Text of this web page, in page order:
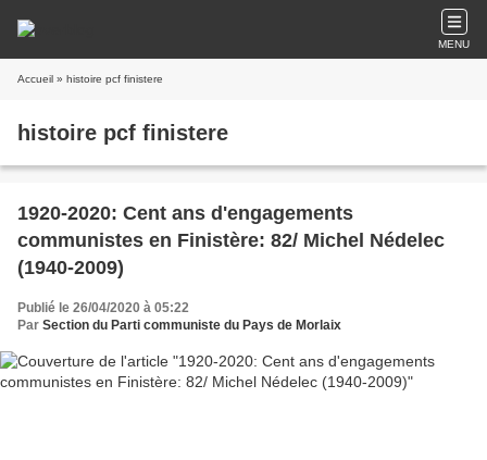
MENU
Accueil » histoire pcf finistere
histoire pcf finistere
1920-2020: Cent ans d'engagements
communistes en Finistère: 82/ Michel Nédelec
(1940-2009)
Publié le 26/04/2020 à 05:22
Par Section du Parti communiste du Pays de Morlaix